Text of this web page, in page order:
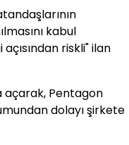
kabul
riskli" ilan
açarak, Pentagon
dolayı şirkete